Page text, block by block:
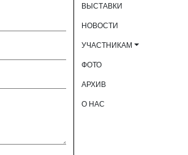
ВЫСТАВКИ
НОВОСТИ
УЧАСТНИКАМ
ФОТО
АРХИВ
О НАС